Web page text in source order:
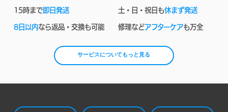
15時まで即日発送 土・日・祝日も休まず発送
8日以内なら返品・交換も可能 修理などアフターケアも万全
サービスについてもっと見る